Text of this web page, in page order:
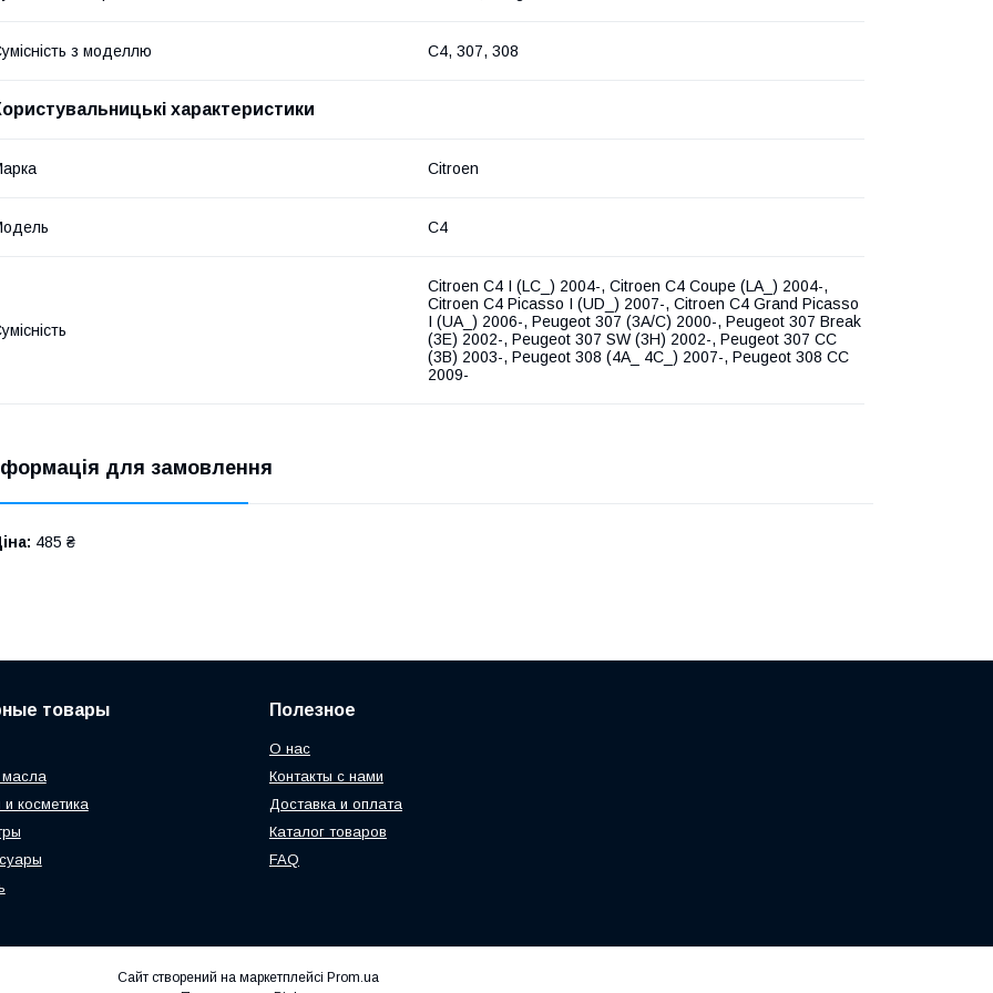
з моделлю C4, 307, 308
характеристики
Citroen
C4
Citroen C4 I (LC_) 2004-, Citroen C4 Coupe (LA_) 2004-,
Citroen C4 Picasso I (UD_) 2007-, Citroen C4 Grand Picasso
I (UA_) 2006-, Peugeot 307 (3A/C) 2000-, Peugeot 307 Break
(3E) 2002-, Peugeot 307 SW (3H) 2002-, Peugeot 307 CC
(3B) 2003-, Peugeot 308 (4A_ 4C_) 2007-, Peugeot 308 CC
2009-
для замовлення
485 ₴
товары
косметика
Полезное
О нас
Контакты с нами
Доставка и оплата
Каталог товаров
FAQ
Сайт створений на маркетплейсі Prom.ua